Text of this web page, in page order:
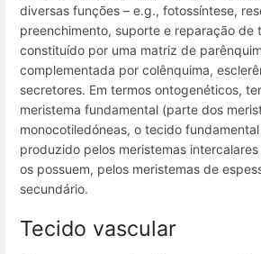
diversas funções – e.g., fotossíntese,
preenchimento, suporte e reparação de
constituído por uma matriz de
complementada por colênquima,
secretores. Em termos ontogenéticos,
meristema fundamental (parte dos
monocotiledóneas, o tecido
produzido pelos meristemas
os possuem, pelos meristemas de
secundário.
Tecido vascular